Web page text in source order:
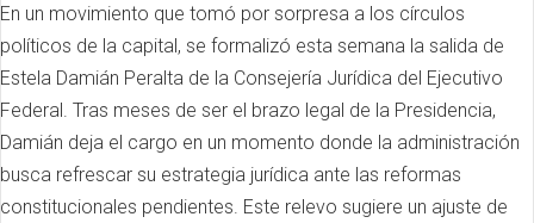
En un movimiento que tomó por sorpresa a los círculos
políticos de la capital, se formalizó esta semana la salida de
Estela Damián Peralta de la Consejería Jurídica del Ejecutivo
Federal. Tras meses de ser el brazo legal de la Presidencia,
Damián deja el cargo en un momento donde la administración
busca refrescar su estrategia jurídica ante las reformas
constitucionales pendientes. Este relevo sugiere un ajuste de